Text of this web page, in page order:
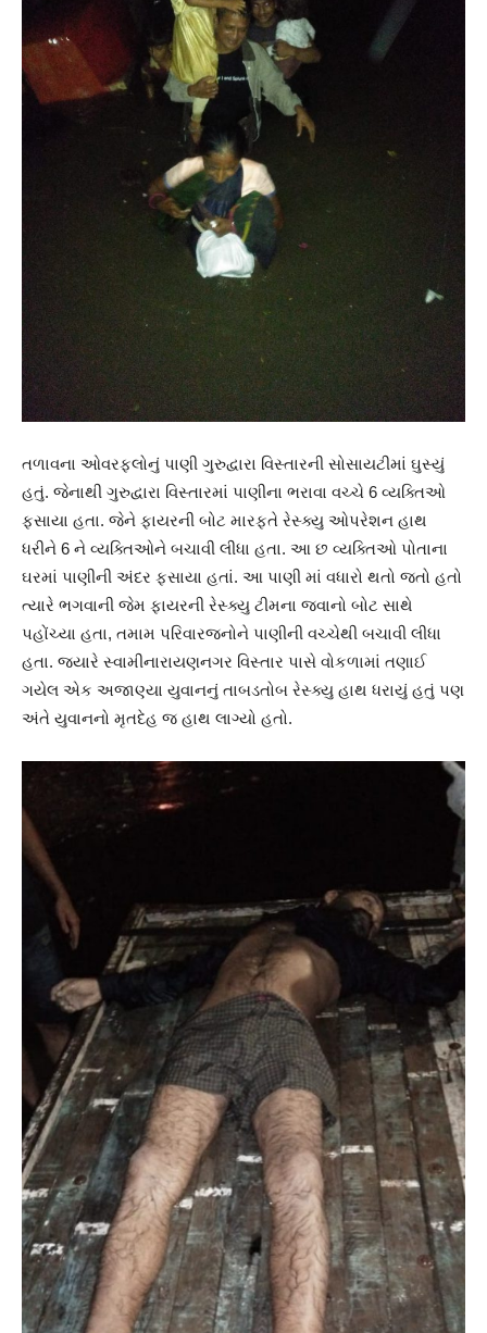
તળાવના ઓવરફ્લોનું પાણી ગુરુદ્વારા વિસ્તારની સોસાયટીમાં ઘુસ્યું
હતું. જેનાથી ગુરુદ્વારા વિસ્તારમાં પાણીના ભરાવા વચ્ચે 6 વ્યક્તિઓ
ફસાયા હતા. જેને ફાયરની બોટ મારફતે રેસ્ક્યુ ઓપરેશન હાથ
ધરીને 6 ને વ્યક્તિઓને બચાવી લીધા હતા. આ છ વ્યક્તિઓ પોતાના
ઘરમાં પાણીની અંદર ફસાયા હતાં. આ પાણી માં વધારો થતો જતો હતો
ત્યારે ભગવાની જેમ ફાયરની રેસ્ક્યુ ટીમના જવાનો બોટ સાથે
પહોંચ્યા હતા, તમામ પરિવારજનોને પાણીની વચ્ચેથી બચાવી લીધા
હતા. જયારે સ્વામીનારાયણનગર વિસ્તાર પાસે વોકળામાં તણાઈ
ગયેલ એક અજાણ્યા યુવાનનું તાબડતોબ રેસ્ક્યુ હાથ ધરાયું હતું પણ
અંતે યુવાનનો મૃતદેહ જ હાથ લાગ્યો હતો.